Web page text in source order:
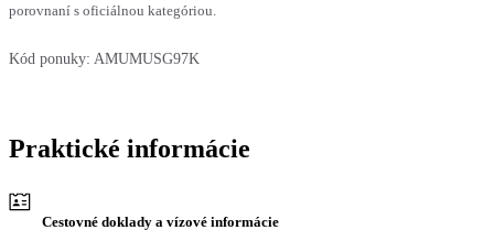
porovnaní s oficiálnou kategóriou.
Kód ponuky: AMUMUSG97K
Praktické informácie
Cestovné doklady a vízové informácie